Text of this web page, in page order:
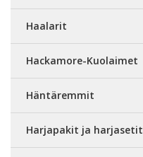
Haalarit
Hackamore-Kuolaimet
Häntäremmit
Harjapakit ja harjasetit